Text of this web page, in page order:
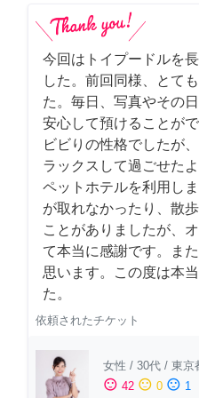
今回はトイプードルを
した。前回同様、とて
た。毎日、写真やその
安心して預けることが
ビビりの性格でしたが
ラックスして過ごせた
ペットホテルを利用し
が取れなかったり、散
ことがありましたが、
て本当に感謝です。ま
思います。この度は本
た。
依頼されたチケット
女性 / 30代 / 東京
sentiment_satisfied 42 sentiment_neutral 0 sentiment_dissatisfied 1